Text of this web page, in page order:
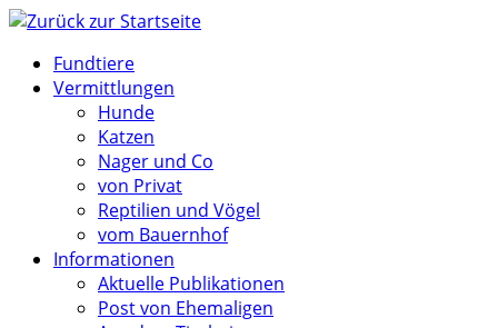
Zum
springenFundtiere
Vermittlungen
Hunde
Katzen
Nager und Co
von Privat
Reptilien und Vögel
vom Bauernhof
Informationen
Aktuelle Publikationen
Post von Ehemaligen